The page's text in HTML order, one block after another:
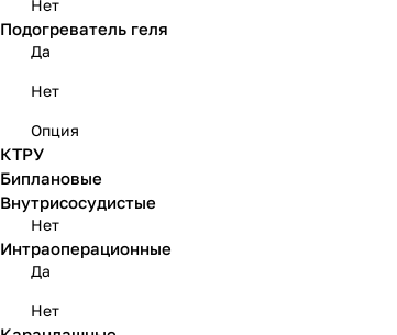
Нет
Подогреватель геля
Да
Нет
Опция
КТРУ
Биплановые
Внутрисосудистые
Нет
Интраоперационные
Да
Нет